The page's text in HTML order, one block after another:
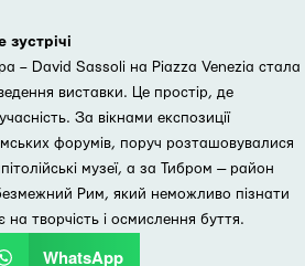
зустрічі
– David Sassoli на Piazza Venezia стала
виставки. Це простір, де
За вікнами експозиції
форумів, поруч розташовувалися
музеї, а за Тибром — район
Рим, який неможливо пізнати
творчість і осмислення буття.
WhatsApp